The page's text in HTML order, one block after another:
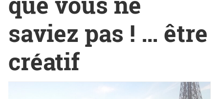
saviez pas ! … être
créatif